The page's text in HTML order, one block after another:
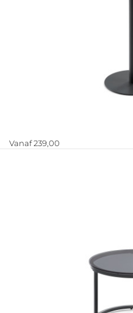
Vanaf 239,00